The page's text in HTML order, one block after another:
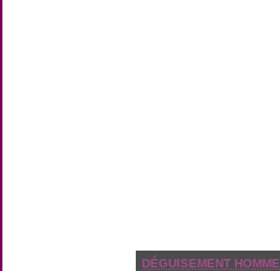
DÉGUISEMENT HOMME